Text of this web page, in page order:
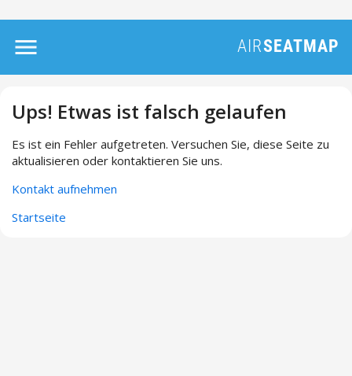
Ups! Etwas ist falsch gelaufen
Es ist ein Fehler aufgetreten. Versuchen Sie, diese Seite zu
aktualisieren oder kontaktieren Sie uns.
Kontakt aufnehmen
Startseite